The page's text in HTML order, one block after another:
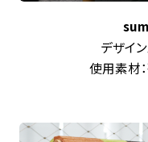
デザイ
使用素材